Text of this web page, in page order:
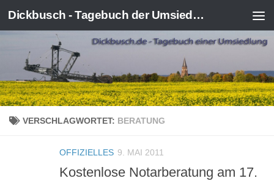
Zum Inhalt springen Dickbusch - Tagebuch der Umsiedlung von Kerpen-Manheim
VERSCHLAGWORTET: BERATUNG
OFFIZIELLES 9. MAI 2011
Kostenlose Notarberatung am 17.